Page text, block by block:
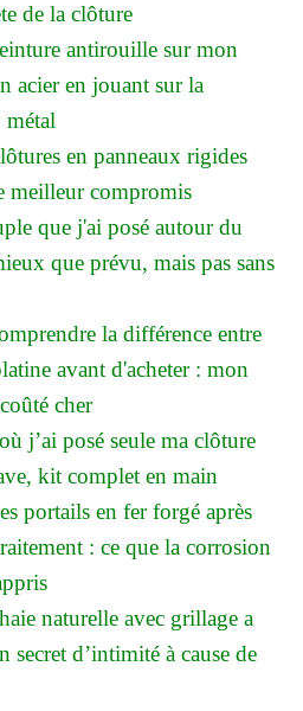
de la clôture
antirouille sur mon
acier en jouant sur la
métal
en panneaux rigides
meilleur compromis
que j'ai posé autour du
que prévu, mais pas sans
la différence entre
avant d'acheter : mon
cher
j’ai posé seule ma clôture
kit complet en main
portails en fer forgé après
: ce que la corrosion
naturelle avec grillage a
secret d’intimité à cause de